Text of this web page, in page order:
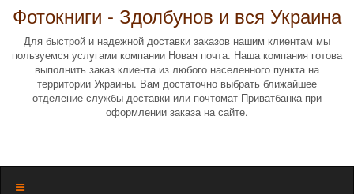
Фотокниги - Здолбунов и вся Украина
Для быстрой и надежной доставки заказов нашим клиентам мы
пользуемся услугами компании Новая почта. Наша компания готова
выполнить заказ клиента из любого населенного пункта на
территории Украины. Вам достаточно выбрать ближайшее
отделение службы доставки или почтомат Приватбанка при
оформлении заказа на сайте.
Показать